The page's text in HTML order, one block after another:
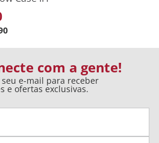
com a gente!
seu e-mail para receber
e ofertas exclusivas.